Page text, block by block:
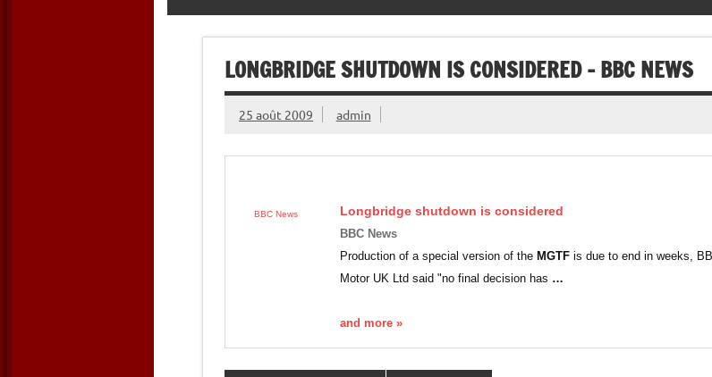
LONGBRIDGE SHUTDOWN IS CONSIDERED – BBC NEWS
25 août 2009 admin
BBC News
Longbridge shutdown is considered
BBC News
Production of a special version of the MGTF is due to end in weeks,
Motor UK Ltd said "no final decision has …
and more »